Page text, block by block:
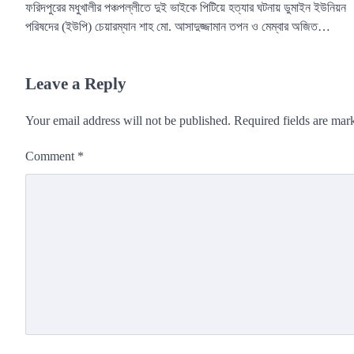
ফরিদপুরের মধুখালীর পঞ্চপল্লীতে দুই ভাইকে পিটিয়ে হত্যার ঘটনায় ডুমাইন ইউনিয়ন
পরিষদের (ইউপি) চেয়ারম্যান শাহ মো. আসাদুজ্জামান তপন ও মেম্বার অজিত…
Leave a Reply
Your email address will not be published. Required fields are
Comment *